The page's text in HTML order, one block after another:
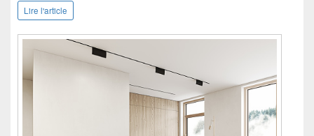
Lire l'article